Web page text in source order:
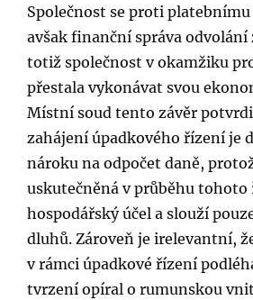
Společnost se proti
avšak finanční správa
totiž společnost v okamžiku
přestala vykonávat svou
Místní soud tento závěr
zahájení úpadkového řízení je
nároku na odpočet daně,
uskutečněná v průběhu
hospodářský účel a slouží
dluhů. Zároveň je irelevantní,
v rámci úpadkové řízení
tvrzení opíral o rumunskou